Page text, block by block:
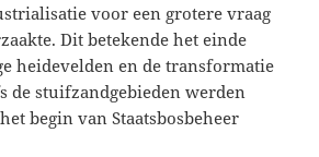
voor een grotere vraag
Dit betekende het einde
heidevelden en de transformatie
de stuifzandgebieden werden
begin van Staatsbosbeheer